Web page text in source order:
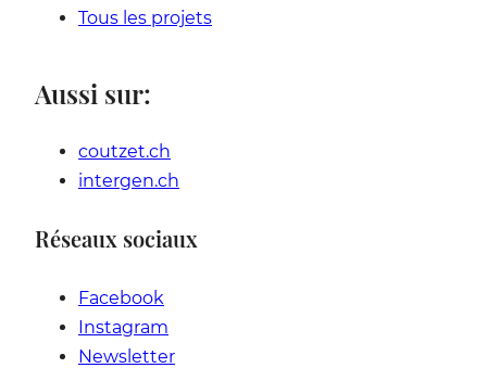
Tous les projets
Aussi sur:
coutzet.ch
intergen.ch
Réseaux sociaux
Facebook
Instagram
Newsletter